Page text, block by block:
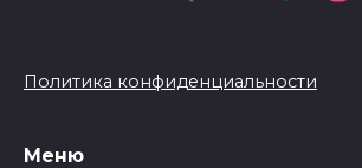
Политика конфиденциальности
Меню